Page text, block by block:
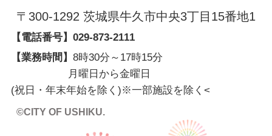
〒300-1292 茨城県牛久市中央3丁目15番地1
【電話番号】 029-873-2111
【業務時間】 8時30分～17時15分
月曜日から金曜日
(祝日・年末年始を除く)※一部施設を除く <
©CITY OF USHIKU.